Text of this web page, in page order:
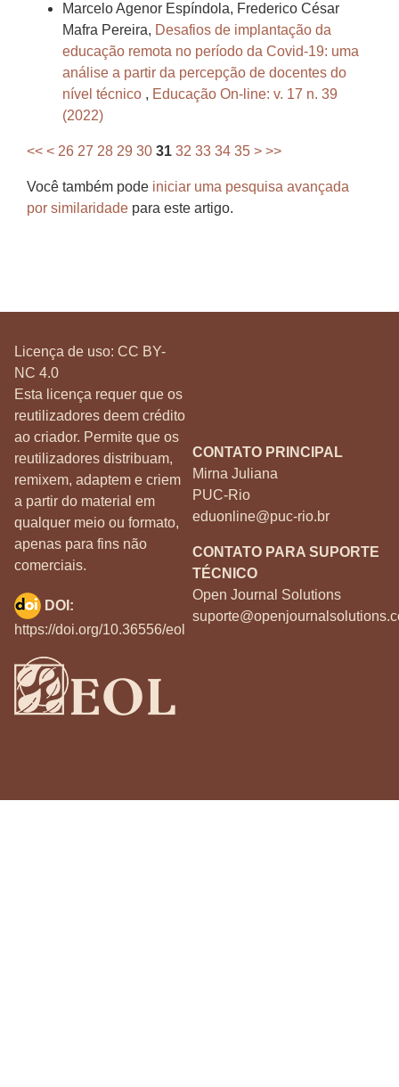
Marcelo Agenor Espíndola, Frederico César
Mafra Pereira, Desafios de implantação da
educação remota no período da Covid-19: uma
análise a partir da percepção de docentes do
nível técnico , Educação On-line: v. 17 n. 39
(2022)
<< < 26 27 28 29 30 31 32 33 34 35 > >>
Você também pode iniciar uma pesquisa avançada
por similaridade para este artigo.
Licença de uso: CC BY-
NC 4.0
Esta licença requer que os
reutilizadores deem crédito
ao criador. Permite que os
reutilizadores distribuam,
remixem, adaptem e criem
a partir do material em
qualquer meio ou formato,
apenas para fins não
comerciais.
CONTATO PRINCIPAL
Mirna Juliana
PUC-Rio
eduonline@puc-rio.br
CONTATO PARA SUPORTE
TÉCNICO
Open Journal Solutions
DOI:
https://doi.org/10.36556/eol